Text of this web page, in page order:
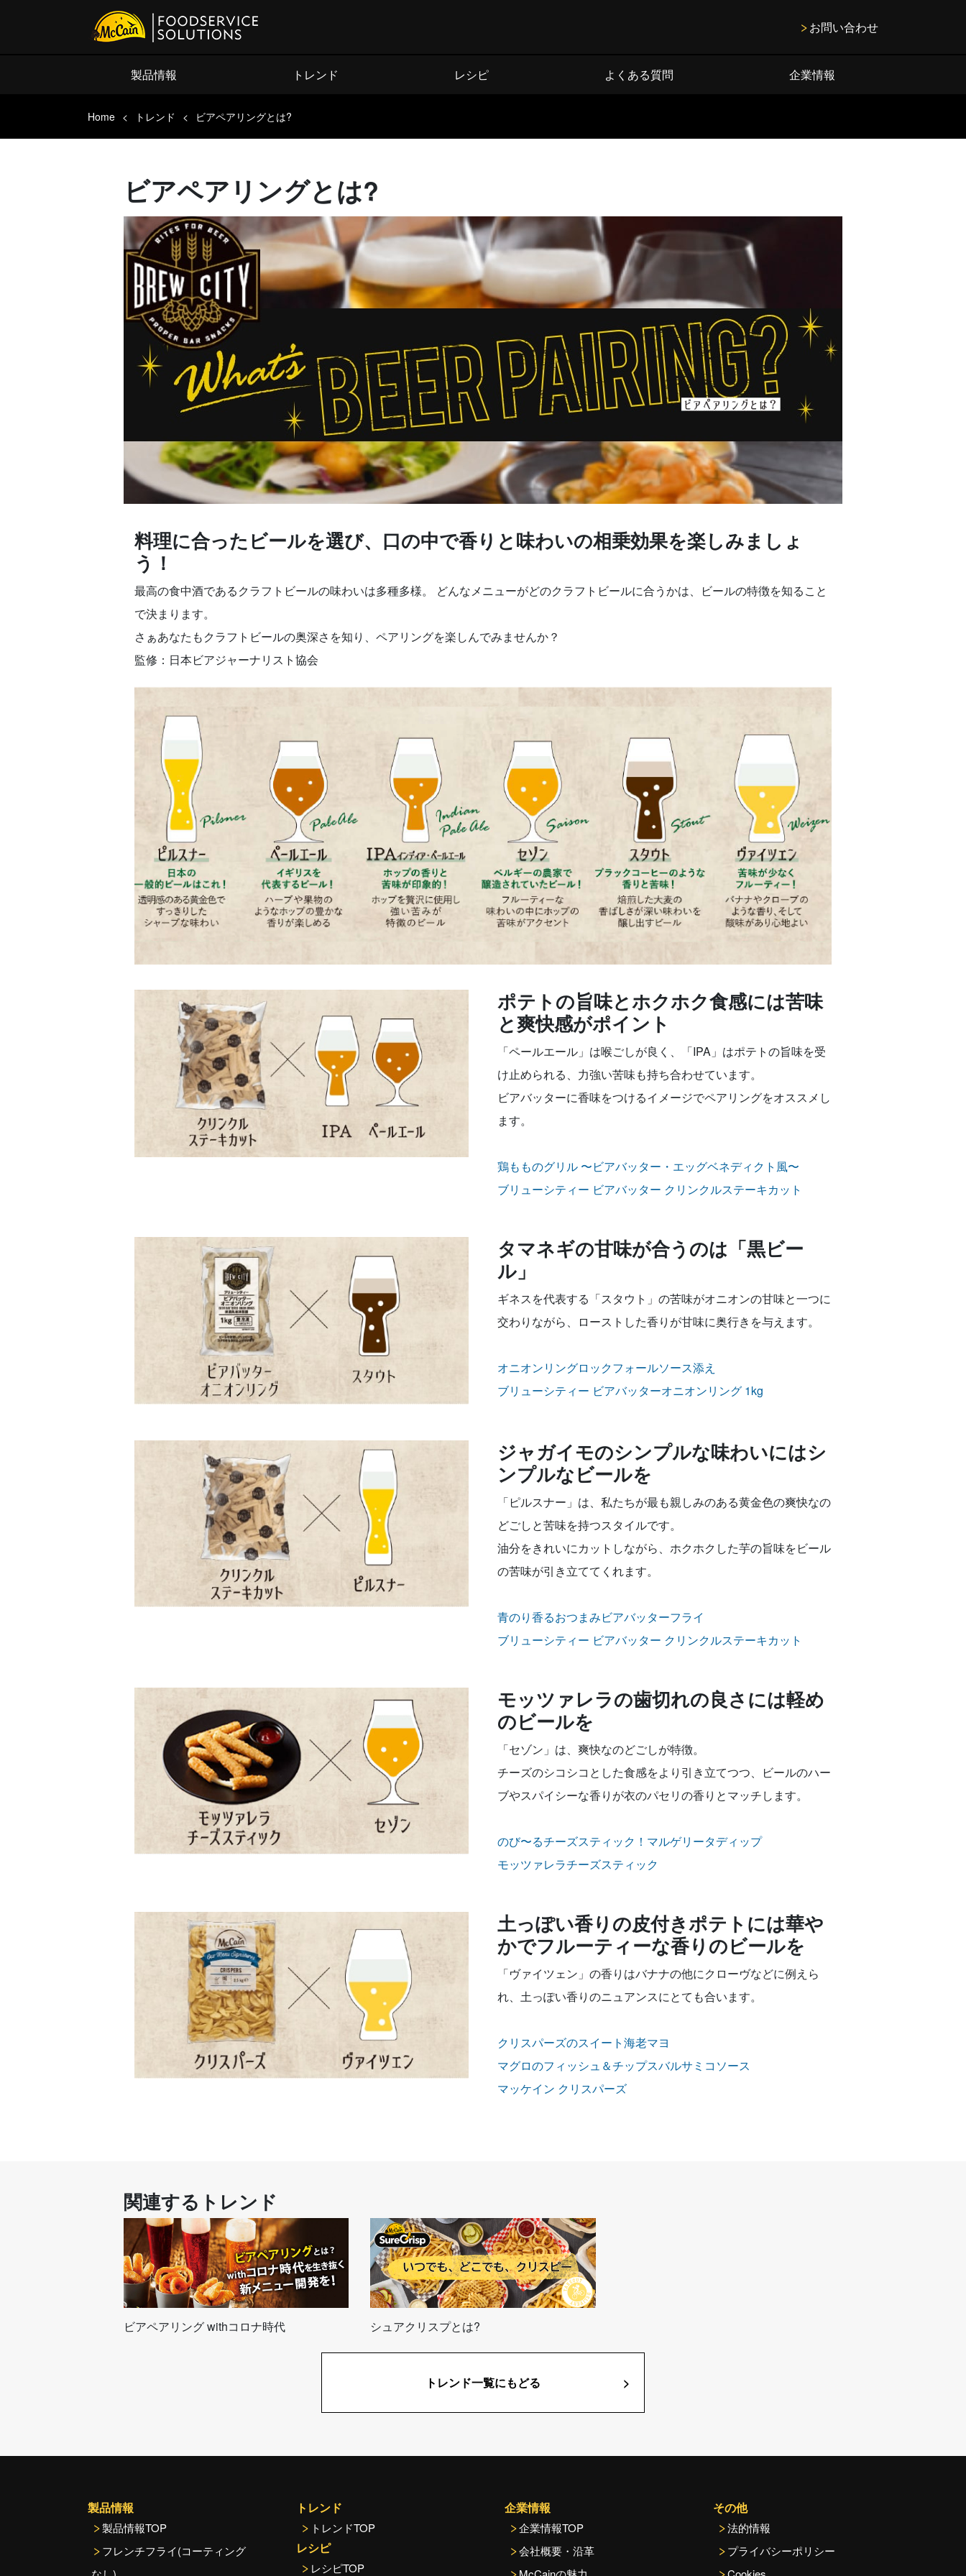
お問い合わせ
製品情報 トレンド レシピ よくある質問 企業情報
Home トレンド ビアペアリングとは?
ビアペアリングとは?
料理に合ったビールを選び、口の中で香りと味わいの相乗効果を楽しみましょ
う！
最高の食中酒であるクラフトビールの味わいは多種多様。 どんなメニューがどのクラフトビールに合うかは、ビールの特徴を知ること
で決まります。
さぁあなたもクラフトビールの奥深さを知り、ペアリングを楽しんでみませんか？
監修：日本ビアジャーナリスト協会
ポテトの旨味とホクホク食感には苦味
と爽快感がポイント
「ペールエール」は喉ごしが良く、「IPA」はポテトの旨味を受
け止められる、力強い苦味も持ち合わせています。
ビアバッターに香味をつけるイメージでペアリングをオススメし
ます。
鶏もものグリル 〜ビアバッター・エッグベネディクト風〜
ブリューシティー ビアバッター クリンクルステーキカット
タマネギの甘味が合うのは「黒ビー
ル」
ギネスを代表する「スタウト」の苦味がオニオンの甘味と一つに
交わりながら、ローストした香りが甘味に奥行きを与えます。
オニオンリングロックフォールソース添え
ブリューシティー ビアバッターオニオンリング 1kg
ジャガイモのシンプルな味わいにはシ
ンプルなビールを
「ピルスナー」は、私たちが最も親しみのある黄金色の爽快なの
どごしと苦味を持つスタイルです。
油分をきれいにカットしながら、ホクホクした芋の旨味をビール
の苦味が引き立ててくれます。
青のり香るおつまみビアバッターフライ
ブリューシティー ビアバッター クリンクルステーキカット
モッツァレラの歯切れの良さには軽め
のビールを
「セゾン」は、爽快なのどごしが特徴。
チーズのシコシコとした食感をより引き立てつつ、ビールのハー
ブやスパイシーな香りが衣のパセリの香りとマッチします。
のび〜るチーズスティック！マルゲリータディップ
モッツァレラチーズスティック
土っぽい香りの皮付きポテトには華や
かでフルーティーな香りのビールを
「ヴァイツェン」の香りはバナナの他にクローヴなどに例えら
れ、土っぽい香りのニュアンスにとても合います。
クリスパーズのスイート海老マヨ
マグロのフィッシュ＆チップスバルサミコソース
マッケイン クリスパーズ
関連するトレンド
ビアペアリング withコロナ時代 シュアクリスプとは?
トレンド一覧にもどる
製品情報
製品情報TOP
フレンチフライ(コーティング
トレンド
トレンドTOP
レシピ
レシピTOP
企業情報
企業情報TOP
会社概要・沿革
その他
法的情報
プライバシーポリシー